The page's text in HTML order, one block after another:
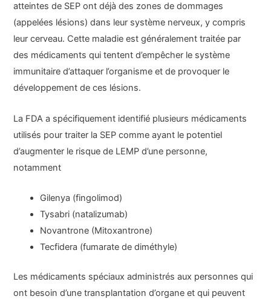
atteintes de SEP ont déjà des zones de dommages
(appelées lésions) dans leur système nerveux, y compris
leur cerveau. Cette maladie est généralement traitée par
des médicaments qui tentent d’empêcher le système
immunitaire d’attaquer l’organisme et de provoquer le
développement de ces lésions.
La FDA a spécifiquement identifié plusieurs médicaments
utilisés pour traiter la SEP comme ayant le potentiel
d’augmenter le risque de LEMP d’une personne,
notamment
Gilenya (fingolimod)
Tysabri (natalizumab)
Novantrone (Mitoxantrone)
Tecfidera (fumarate de diméthyle)
Les médicaments spéciaux administrés aux personnes qui
ont besoin d’une transplantation d’organe et qui peuvent